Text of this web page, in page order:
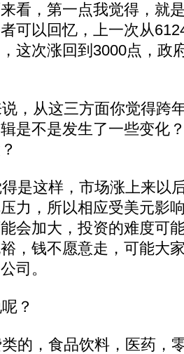
看，第一点我觉得，就
可以回忆，上一次从
这次涨回到3000点，政
，从这三方面你觉得跨
是不是发生了一些变化
是这样，市场涨上来以
力，所以相应受美元影
会加大，投资的难度可
，钱不愿意走，可能大
司。
？
的，食品饮料，医药，